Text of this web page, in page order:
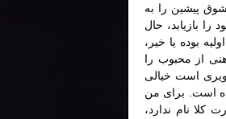
پیشین را به
بازیابد، حال
بوده یا خیر،
از محبوب را
است خیالی
است. برای من
کلا نام ندارد،